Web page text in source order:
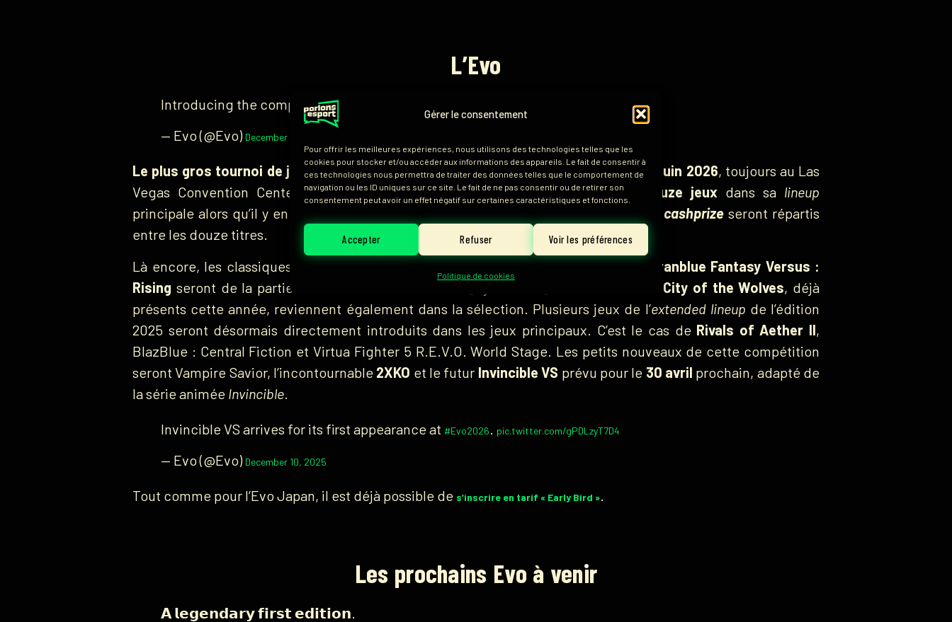
Gérer le consentement
Pour offrir les meilleures expériences, nous utilisons des technologies telles que les
cookies pour stocker et/ou accéder aux informations des appareils. Le fait de consentir à
ces technologies nous permettra de traiter des données telles que le comportement de
navigation ou les ID uniques sur ce site. Le fait de ne pas consentir ou de retirer son
consentement peut avoir un effet négatif sur certaines caractéristiques et fonctions.
Accepter Refuser Voir les préférences
Politique de cookies
L’Evo
Introducing the complete tournament lineup for pic.twitter.com/j6QuyoXJFq
— Evo (@Evo) December 10, 2025
Le plus gros tournoi de jeux de combatdévoile les jeux de son éditiondu 26 au 28 juin 2026, toujours au Las
Vegas Convention Center. Comme l’édition japonaise, ce tournoi accueillera
douze jeux dans sa lineup
principale alors qu’il y en avait seulement huit cette année. Au moins
cashprizeseront répartis
entre les douze titres.
Là encore, les classiques
Street Fighter 6,TEKKEN 8,GUILTY GEAR -STRIVE-et
Granblue Fantasy Versus :
Rising seront de la partie. UNDER NIGHT IN-BIRTH II [Sys : Celes] et FATAL FURY : City of the Wolves, déjà
présents cette année, reviennent également dans la sélection. Plusieurs jeux de l’extended lineup de l’édition
2025 seront désormais directement introduits dans les jeux principaux. C’est le cas de Rivals of Aether II,
BlazBlue : Central Fiction et Virtua Fighter 5 R.E.V.O. World Stage. Les petits nouveaux de cette compétition
seront Vampire Savior, l’incontournable 2XKO et le futur Invincible VS prévu pour le 30 avril prochain, adapté de
la série animée Invincible
Invincible VS arrives for its first appearance at #Evo2026 pic.twitter.com/gPDLzyT7D4
— Evo (@Evo) December 10, 2025
Tout comme pour l’Evo Japan, il est déjà possible de s’inscrire en tarif « Early Bird ».
Les prochains Evo à venir
𝗔 𝗹𝗲𝗴𝗲𝗻𝗱𝗮𝗿𝘆 𝗳𝗶𝗿𝘀𝘁 𝗲𝗱𝗶𝘁𝗶𝗼𝗻.